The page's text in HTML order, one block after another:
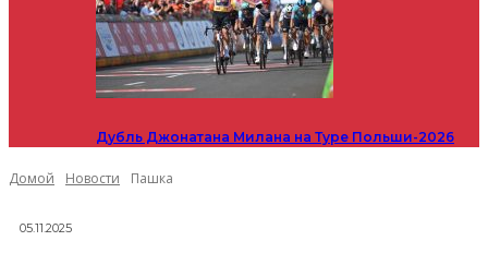
Дубль Джонатана Милана на Туре Польши-2026
Домой Новости Пашка
05.11.2025